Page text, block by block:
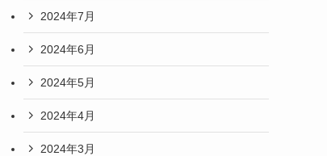
2024年7月
2024年6月
2024年5月
2024年4月
2024年3月